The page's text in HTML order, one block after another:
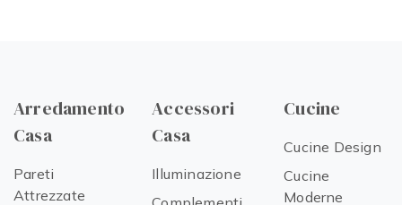
Arredamento
Casa
Pareti
Attrezzate
Accessori
Casa
Illuminazione
Cucine
Cucine Design
Cucine
Moderne